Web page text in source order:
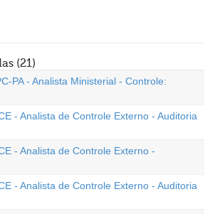
(21)
PA - Analista Ministerial - Controle:
- Analista de Controle Externo - Auditoria
- Analista de Controle Externo -
- Analista de Controle Externo - Auditoria